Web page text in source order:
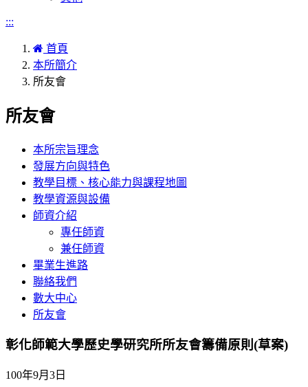
:::
首頁
本所簡介
所友會
所友會
本所宗旨理念
發展方向與特色
教學目標、核心能力與課程地圖
教學資源與設備
師資介紹
專任師資
兼任師資
畢業生進路
聯絡我們
數大中心
所友會
彰化師範大學歷史學研究所所友會籌備原則(草案)
100年9月3日